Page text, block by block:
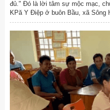
đủ." Đó là lời tâm sự mộc mạc,
KPă Y Điệp ở buôn Bầu, xã Sông